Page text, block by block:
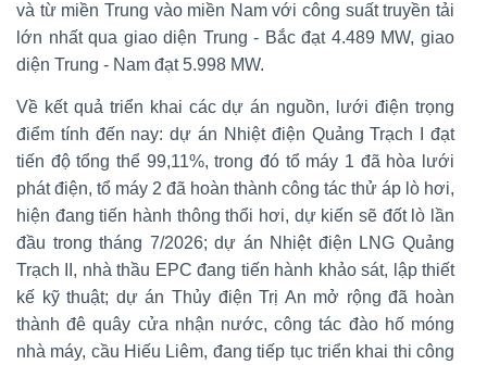
và từ miền Trung vào miền Nam với công suất truyền tải
lớn nhất qua giao diện Trung - Bắc đạt 4.489 MW, giao
diện Trung - Nam đạt 5.998 MW.
Về kết quả triển khai các dự án nguồn, lưới điện trọng
điểm tính đến nay: dự án Nhiệt điện Quảng Trạch I đạt
tiến độ tổng thể 99,11%, trong đó tổ máy 1 đã hòa lưới
phát điện, tổ máy 2 đã hoàn thành công tác thử áp lò hơi,
hiện đang tiến hành thông thổi hơi, dự kiến sẽ đốt lò lần
đầu trong tháng 7/2026; dự án Nhiệt điện LNG Quảng
Trạch II, nhà thầu EPC đang tiến hành khảo sát, lập thiết
kế kỹ thuật; dự án Thủy điện Trị An mở rộng đã hoàn
thành đê quây cửa nhận nước, công tác đào hố móng
nhà máy, cầu Hiếu Liêm, đang tiếp tục triển khai thi công